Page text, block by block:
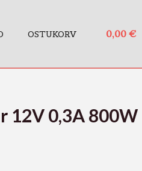
OSTUKORV 0,00 €
12V 0,3A 800W